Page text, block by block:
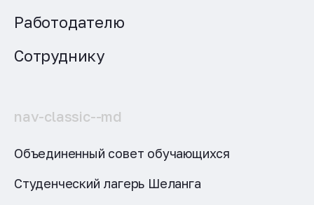
Работодателю
Сотруднику
nav-classic--md
Объединенный совет обучающихся
Студенческий лагерь Шеланга